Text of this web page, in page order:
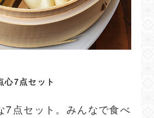
心7点セット
7点セット。みんなで食べ